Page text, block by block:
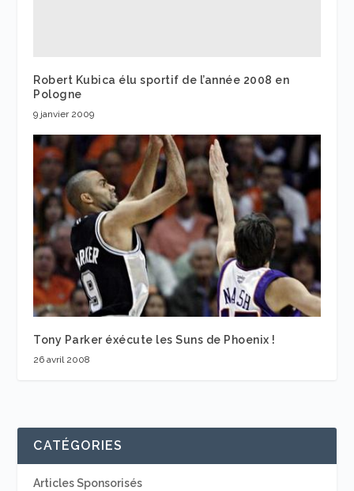
Robert Kubica élu sportif de l’année 2008 en
Pologne
9 janvier 2009
Tony Parker éxécute les Suns de Phoenix !
26 avril 2008
CATÉGORIES
Articles Sponsorisés